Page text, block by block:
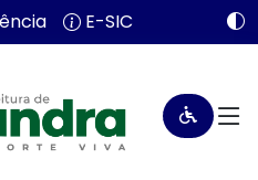
E-SIC